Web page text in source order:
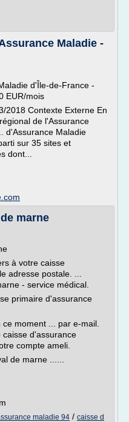
Maladie -
d'Île-de-France -
EUR/mois
2018 Contexte Externe En
de l'Assurance
d'Assurance Maladie
sur 35 sites et
dont...
marne
à votre caisse
adresse postale. ...
- service médical.
primaire d'assurance
moment ... par e-mail.
d'assurance
compte ameli.
de marne ......
maladie 94 / caisse d